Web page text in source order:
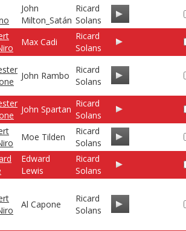
John
Milton_Satán
Ricard
Solans
Max Cadi
Ricard
Solans
John Rambo
Ricard
Solans
John Spartan
Ricard
Solans
Moe Tilden
Ricard
Solans
Edward
Lewis
Ricard
Solans
Al Capone
Ricard
Solans